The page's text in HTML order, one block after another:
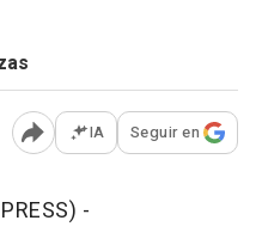
Abrir opciones para
IA Seguir en
-